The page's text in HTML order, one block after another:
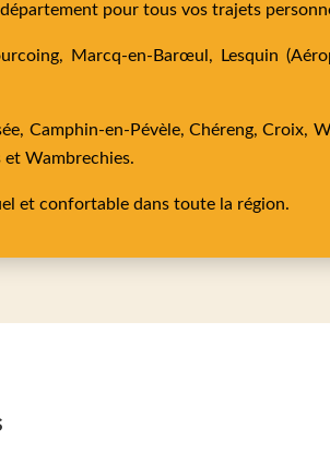
département pour tous vos trajets
Marcq-en-Barœul, Lesquin
Camphin-en-Pévèle,Chéreng,Croix,
et Wambrechies.
et confortable dans toute la région.